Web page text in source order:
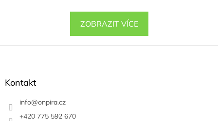
ZOBRAZIT VÍCE
Z
Kontakt
info@onpira.cz
+420 775 592 670